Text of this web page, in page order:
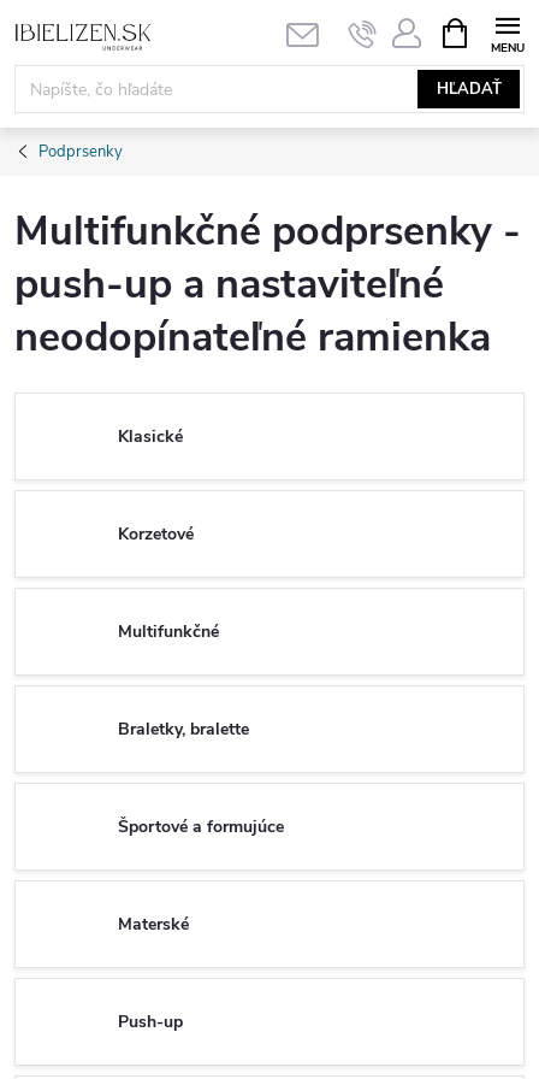
na
obsah
HĽADAŤ
KOŠÍK
Podprsenky
Multifunkčné podprsenky -
push-up a nastaviteľné
neodopínateľné ramienka
Klasické
Korzetové
Multifunkčné
Braletky, bralette
Športové a formujúce
Materské
Push-up